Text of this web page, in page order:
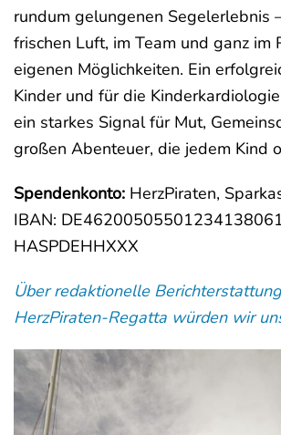
rundum gelungenen Segelerlebnis
frischen Luft, im Team und ganz im
eigenen Möglichkeiten. Ein
Kinder und für die
ein starkes Signal für Mut,
großen Abenteuer, die jedem Kind
Spendenkonto: HerzPiraten,
IBAN:
HASPDEHHXXX
Über redaktionelle
HerzPiraten-Regatta würden wir